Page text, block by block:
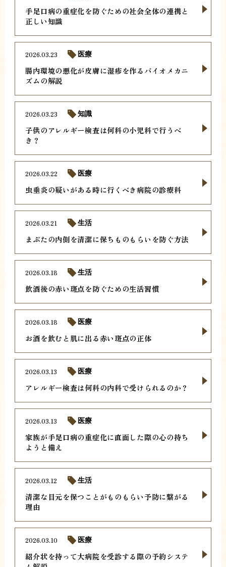
手足口病の重症化を防ぐための社会全体の連携と
正しい知識
腸内環境の悪化が皮膚に湿疹を作るバイオメカニ
ズムの解説
2026.03.23 医療
子供のアレルギー検査は何科の小児科で行うべ
き？
2026.03.23 知識
虫垂炎の疑いがある時に行くべき病院の診療科
2026.03.22 医療
まぶたの内側を清潔に保ちものもらいを防ぐ方法
2026.03.21 生活
飲酒後の赤い斑点を防ぐための生活習慣
2026.03.18 生活
お酒を飲むと肌に出る赤い斑点の正体
2026.03.18 医療
アレルギー検査は何科の内科で受けられるのか？
2026.03.13 医療
家族が手足口病の重症化に直面した際の心の持ち
ようと備え
2026.03.13 医療
清潔な目元を保つことがものもらい予防に繋がる
理由
2026.03.12 生活
紹介状を持って大病院を受診する際の予約システ
2026.03.10 医療